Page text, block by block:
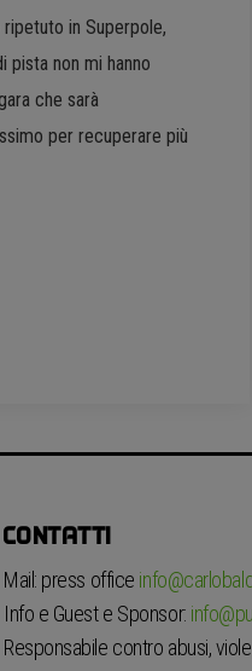
in Superpole,
pista non mi hanno
che sarà
per recuperare più
CONTATTI
Mail: press office
Info e Guest e Sponsor:
Responsabile contro abusi,